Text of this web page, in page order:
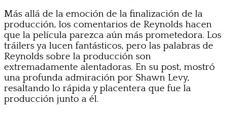
Más allá de la emoción de la finalización de la
producción, los comentarios de Reynolds hacen
que la película parezca aún más prometedora. Los
tráilers ya lucen fantásticos, pero las palabras de
Reynolds sobre la producción son
extremadamente alentadoras. En su post, mostró
una profunda admiración por Shawn Levy,
resaltando lo rápida y placentera que fue la
producción junto a él.